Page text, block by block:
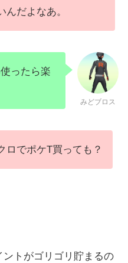
んだよなあ。
ったら楽
みどブロス
ロでポケT買っても？
トがゴリゴリ貯まるの